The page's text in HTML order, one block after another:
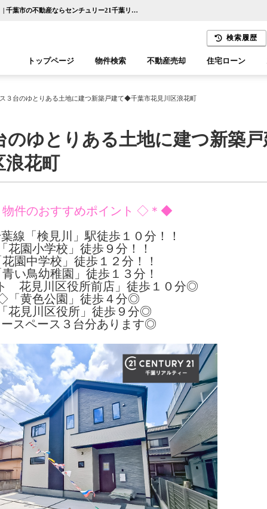
◆カースペース３台のゆとりある土地に建つ新築戸建て◆千葉市花見川区浪花町【更新】 | 千葉市の不動産ならセンチュリー21千葉リアルティー
検索履歴
トップページ 物件検索
千葉エリア 木更津エリア
不動産売却 住宅ローン
３台のゆとりある土地に建つ新築戸建て◆千葉市花見川区浪花町
ゆとりある土地に建つ新築戸
花町
件のおすすめポイント ◇＊◆
線「検見川」駅徒歩１０分！！
花園小学校」徒歩９分！！
園中学校」徒歩１２分！！
い鳥幼稚園」徒歩１３分！
花見川区役所前店」徒歩１０分◎
「黄色公園」徒歩４分◎
花見川区役所」徒歩９分◎
スペース３台分あります◎